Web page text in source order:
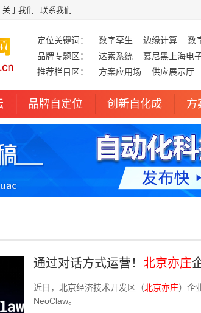
关于我们 联系我们
定位关键词： 数字孪生 边缘计算 数
品牌专题区：
达索系统 慕尼黑上海电
推荐栏目区：
方案应用场 供应展示厅
品牌自定位 创新自化成 方
通过对话方式运营！ 北京亦庄
近日，北京经济技术开发区（北京亦庄）企
NeoClaw。